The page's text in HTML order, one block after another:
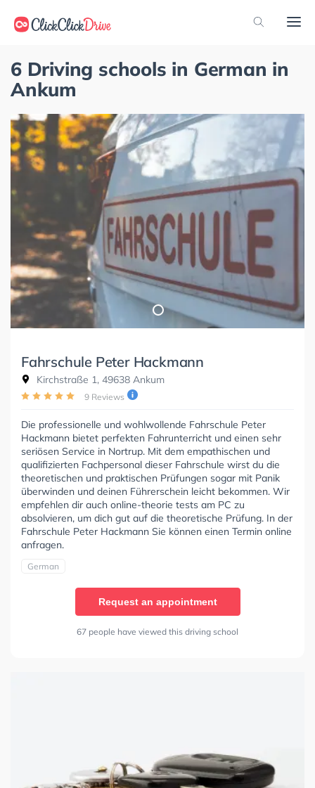
6 Driving schools in German in
Ankum
Fahrschule Peter Hackmann
Kirchstraße 1, 49638 Ankum
9 Reviews
Die professionelle und wohlwollende Fahrschule Peter
Hackmann bietet perfekten Fahrunterricht und einen sehr
seriösen Service in Nortrup. Mit dem empathischen und
qualifizierten Fachpersonal dieser Fahrschule wirst du die
theoretischen und praktischen Prüfungen sogar mit Panik
überwinden und deinen Führerschein leicht bekommen. Wir
empfehlen dir auch online-theorie tests am PC zu
absolvieren, um dich gut auf die theoretische Prüfung. In der
Fahrschule Peter Hackmann Sie können einen Termin online
anfragen.
German
Request an appointment
67 people have viewed this driving school